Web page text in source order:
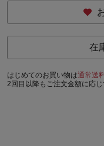
在
はじめてのお買い物は通常送
2回目以降もご注文金額に応じ